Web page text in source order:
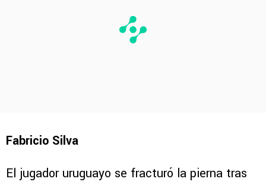
Fabricio Silva
El jugador uruguayo se fracturó la pierna tras